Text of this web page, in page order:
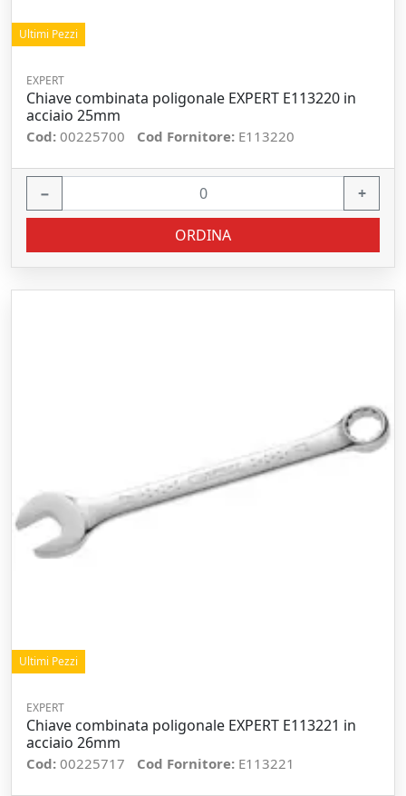
Ultimi Pezzi
EXPERT
Chiave combinata poligonale EXPERT E113220 in
acciaio 25mm
Cod: 00225700 Cod Fornitore: E113220
− +
ORDINA
Ultimi Pezzi
EXPERT
Chiave combinata poligonale EXPERT E113221 in
acciaio 26mm
Cod: 00225717 Cod Fornitore: E113221